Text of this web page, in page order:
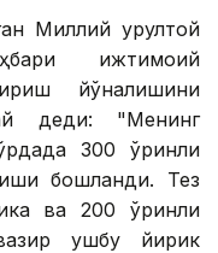
Миллий қурултой
ижтимоий
йўналишини
деди: "Менинг
300 ўринли
бошланди. Тез
ва 200 ўринли
ушбу йирик